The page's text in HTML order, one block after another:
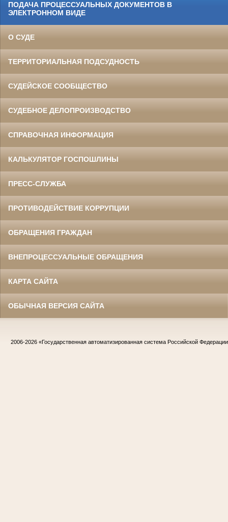
ПОДАЧА ПРОЦЕССУАЛЬНЫХ ДОКУМЕНТОВ В
ЭЛЕКТРОННОМ ВИДЕ
О СУДЕ
ТЕРРИТОРИАЛЬНАЯ ПОДСУДНОСТЬ
СУДЕЙСКОЕ СООБЩЕСТВО
СУДЕБНОЕ ДЕЛОПРОИЗВОДСТВО
СПРАВОЧНАЯ ИНФОРМАЦИЯ
КАЛЬКУЛЯТОР ГОСПОШЛИНЫ
ПРЕСС-СЛУЖБА
ПРОТИВОДЕЙСТВИЕ КОРРУПЦИИ
ОБРАЩЕНИЯ ГРАЖДАН
ВНЕПРОЦЕССУАЛЬНЫЕ ОБРАЩЕНИЯ
КАРТА САЙТА
ОБЫЧНАЯ ВЕРСИЯ САЙТА
2006-2026 «Государственная автоматизированная система Российской